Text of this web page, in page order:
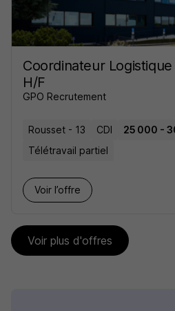
Coordinateur
H/F
GPO Recrutement
Rousset - 13 CDI
25 000 -
Télétravail partiel
Voir l’offre
Voir plus d'offres